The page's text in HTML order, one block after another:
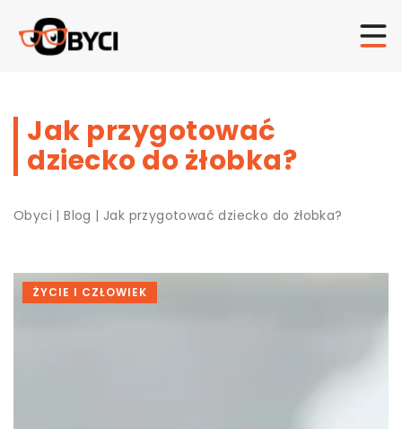
Jak przygotować
dziecko do żłobka?
Obyci |Blog | Jak przygotować dziecko do żłobka?
ŻYCIE I CZŁOWIEK